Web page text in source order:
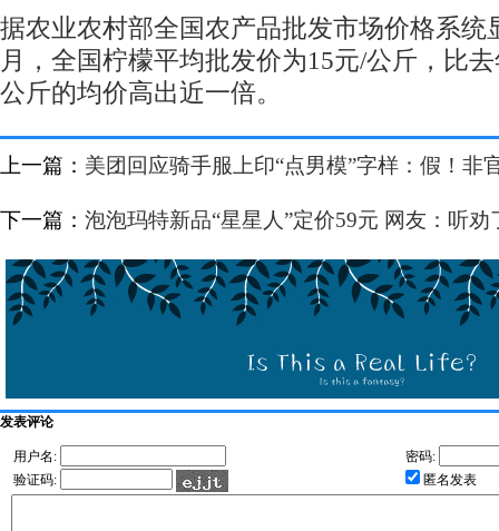
据农业农村部全国农产品批发市场价格系统
月，全国柠檬平均批发价为15元/公斤，比
公斤的均价高出近一倍。
上一篇： 美团回应骑手服上印“点男模”字样：假！非
下一篇： 泡泡玛特新品“星星人”定价59元 网友：听劝
发表评论
用户名:
密码:
验证码:
匿名发表